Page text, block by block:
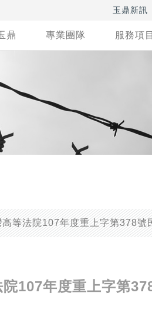
玉鼎新訊
鼎 專業團隊 服務項目
等法院107年度重上字第378號
107年度重上字第